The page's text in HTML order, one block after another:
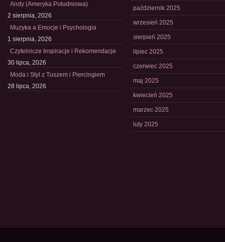
Andy (Ameryka Południowa)
2 sierpnia, 2026
Muzyka a Emocje i Psychologia
1 sierpnia, 2026
Czytelnicze Inspiracje i Rekomendacje
30 lipca, 2026
Moda i Styl z Tuszem i Piercingiem
28 lipca, 2026
październik 2025
wrzesień 2025
sierpień 2025
lipiec 2025
czerwiec 2025
maj 2025
kwiecień 2025
marzec 2025
luty 2025